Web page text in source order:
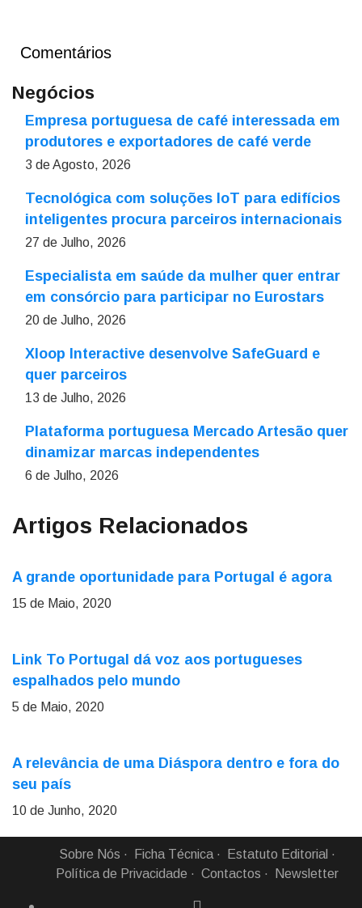
Comentários
Negócios
Empresa portuguesa de café interessada em
produtores e exportadores de café verde
3 de Agosto, 2026
Tecnológica com soluções IoT para edifícios
inteligentes procura parceiros internacionais
27 de Julho, 2026
Especialista em saúde da mulher quer entrar
em consórcio para participar no Eurostars
20 de Julho, 2026
Xloop Interactive desenvolve SafeGuard e
quer parceiros
13 de Julho, 2026
Plataforma portuguesa Mercado Artesão quer
dinamizar marcas independentes
6 de Julho, 2026
Artigos Relacionados
A grande oportunidade para Portugal é agora
15 de Maio, 2020
Link To Portugal dá voz aos portugueses
espalhados pelo mundo
5 de Maio, 2020
A relevância de uma Diáspora dentro e fora do
seu país
10 de Junho, 2020
Sobre Nós Ficha Técnica
Estatuto Editorial
Política de Privacidade
Contactos Newsletter